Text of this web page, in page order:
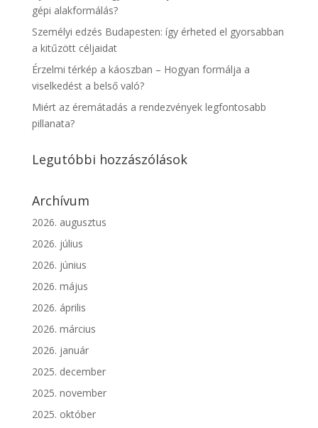
gépi alakformálás?
Személyi edzés Budapesten: így érheted el gyorsabban
a kitűzött céljaidat
Érzelmi térkép a káoszban – Hogyan formálja a
viselkedést a belső való?
Miért az éremátadás a rendezvények legfontosabb
pillanata?
Legutóbbi hozzászólások
Archívum
2026. augusztus
2026. július
2026. június
2026. május
2026. április
2026. március
2026. január
2025. december
2025. november
2025. október